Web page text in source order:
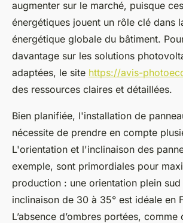
augmenter sur le marché, puisque
énergétiques jouent un rôle clé dans
énergétique globale du bâtiment.
davantage sur les solutions
adaptées, le site https://avis-
des ressources claires et détaillées.
Bien planifiée, l'installation de
nécessite de prendre en compte
L'orientation et l'inclinaison des
exemple, sont primordiales pour
production : une orientation plein sud
inclinaison de 30 à 35° est idéale en
L’absence d’ombres portées, comme